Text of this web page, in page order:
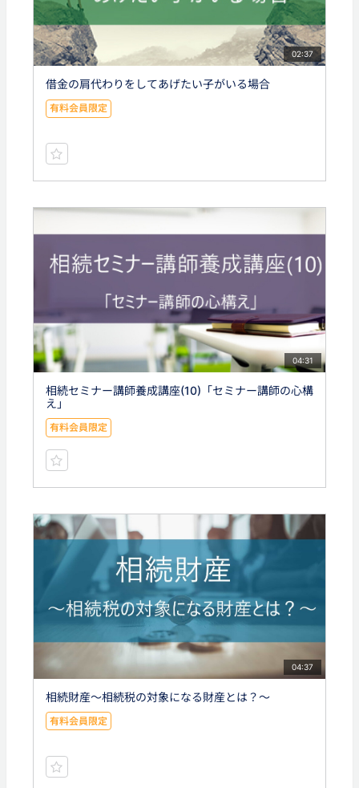
02:37
借金の肩代わりをしてあげたい子がいる場合
有料会員限定
04:31
相続セミナー講師養成講座(10)「セミナー講師の心構
え」
有料会員限定
04:37
相続財産～相続税の対象になる財産とは？～
有料会員限定